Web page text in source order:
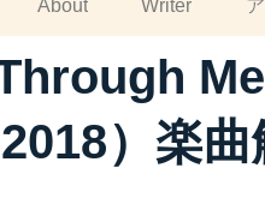
About Writer
）楽曲